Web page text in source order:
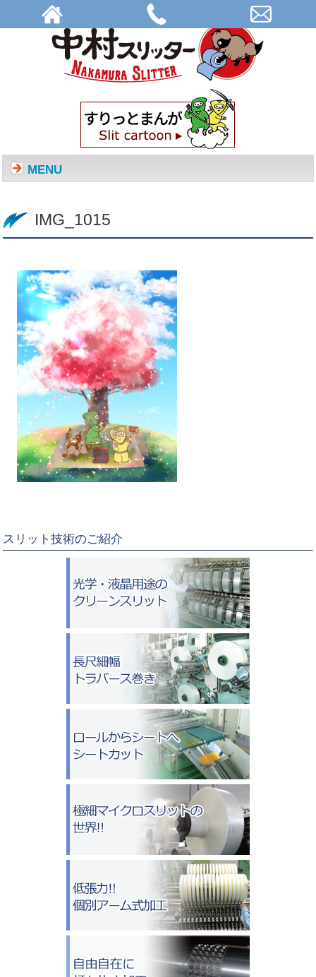
IMG_1015 | 株式会社中村スリッター
MENU
IMG_1015
スリット技術のご紹介